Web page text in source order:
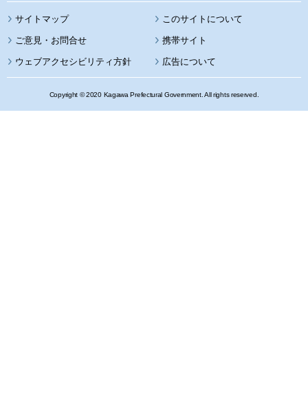
サイトマップ このサイトについて
携帯サイト
ウェブアクセシビリティ方針 広告について
Copyright © 2020 Kagawa Prefectural Government. All rights reserved.